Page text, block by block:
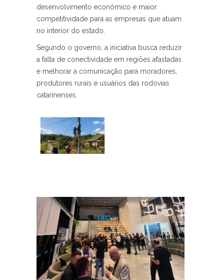
desenvolvimento econômico e maior
competitividade para as empresas que atuam
no interior do estado.
Segundo o governo, a iniciativa busca reduzir
a falta de conectividade em regiões afastadas
e melhorar a comunicação para moradores,
produtores rurais e usuários das rodovias
catarinenses.